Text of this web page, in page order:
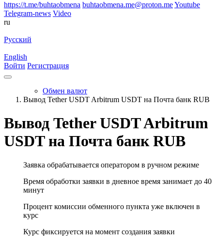
https://t.me/buhtaobmena buhtaobmena.me@proton.meYoutube
Telegram-news Video
ru
Русский
English
Войти Регистрация
Обмен валют
Вывод Tether USDT Arbitrum USDT на Почта банк RUB
Вывод Tether USDT Arbitrum
USDT на Почта банк RUB
Заявка обрабатывается оператором в ручном режиме
Время обработки заявки в дневное время занимает до 40
минут
Процент комиссии обменного пункта уже включен в
курс
Курс фиксируется на момент создания заявки